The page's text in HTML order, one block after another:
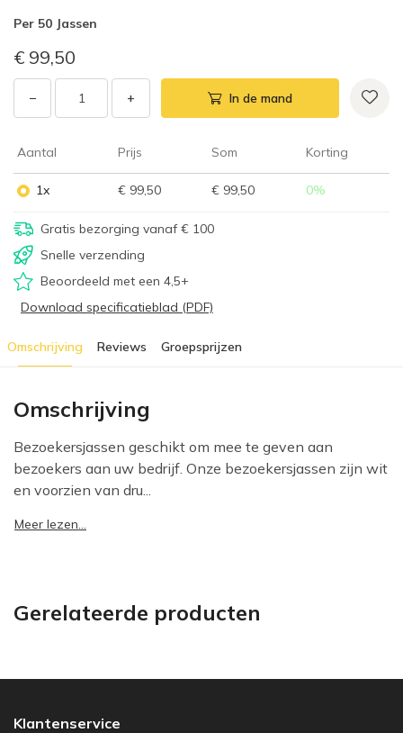
Per 50 Jassen
€ 99,50
− + In de mand
Aantal Prijs Som Korting
1x € 99,50 € 99,50 0%
Gratis bezorging vanaf € 100
Snelle verzending
Beoordeeld met een 4,5+
Download specificatieblad (PDF)
Omschrijving Reviews Groepsprijzen
Omschrijving
Bezoekersjassen geschikt om mee te geven aan
bezoekers aan uw bedrijf. Onze bezoekersjassen zijn wit
en voorzien van dru...
Meer lezen...
Gerelateerde producten
Klantenservice